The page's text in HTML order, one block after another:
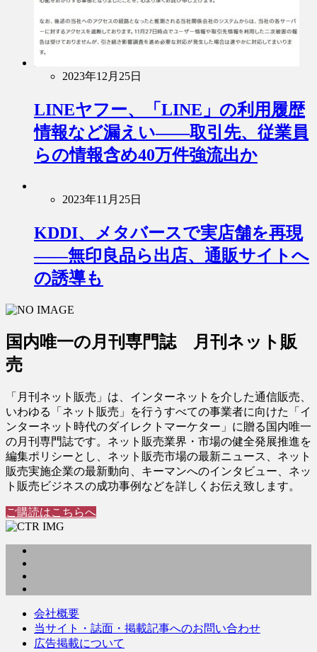
2023年12月25日
LINEヤフー、「LINE」の利用履歴
情報など漏えい――取引先、従業員
らの情報含め40万件強流出か
2023年11月25日
KDDI、メタバースで実店舗を再現
――無印良品ら出店、通販サイトへ
の誘導も
国内唯一の月刊専門誌 月刊ネット販
売
「月刊ネット販売」は、インターネットを介した通信販売、
いわゆる「ネット販売」を行うすべての事業者に向けた「イ
ンターネット時代のダイレクトマーケター」に贈る国内唯一
の月刊専門誌です。ネット販売業界・市場の健全発展推進を
編集ポリシーとし、ネット販売市場の最新ニュース、ネット
販売実施企業の最新動向、キーマンへのインタビュー、ネッ
ト販売ビジネスの成功事例などを詳しくお伝え致します。
ご購読はこちらへ
会社概要
当サイト・誌面・掲載記事へのお問い合わせ
広告掲載について